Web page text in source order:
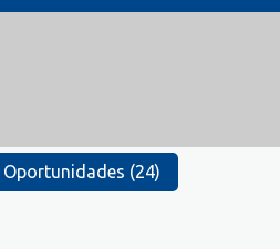
Oportunidades (24)